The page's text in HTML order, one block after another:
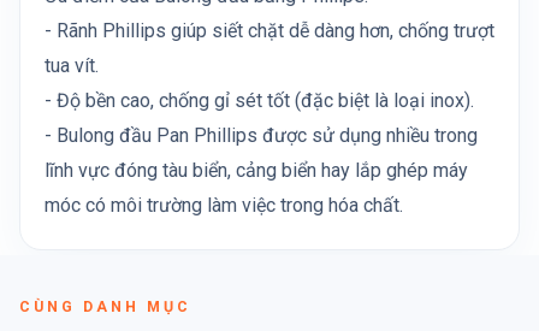
- Rãnh Phillips giúp siết chặt dễ dàng hơn, chống trượt
tua vít.
- Độ bền cao, chống gỉ sét tốt (đặc biệt là loại inox).
- Bulong đầu Pan Phillips được sử dụng nhiều trong
lĩnh vực đóng tàu biển, cảng biển hay lắp ghép máy
móc có môi trường làm việc trong hóa chất.
CÙNG DANH MỤC